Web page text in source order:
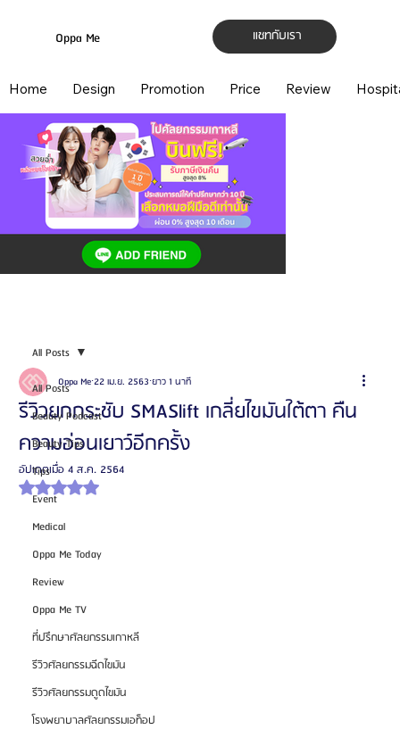
แชทกับเรา
Oppa Me
Home Design Promotion Price Review
All Posts
Beauty Podcast
Beauty Tips
Tips
Event
Medical
Oppa Me Today
Review
Oppa Me TV
ที่ปรึกษาศัลยกรรมเกาหลี
รีวิวศัลยกรรมฉีดไขมัน
รีวิวศัลยกรรมดูดไขมัน
โรงพยาบาลศัลยกรรมเอท็อป
All Posts
รีวิวยกกระชับ SMASlift เกลี่ยไขมันใต้ตา คืน
ความอ่อนเยาว์อีกครั้ง
Oppa Me22 เม.ย. 2563 ยาว 1 นาที
อัปเดตเมื่อ4 ส.ค. 2564
ได้รับ NaN เต็ม 5 ดาว